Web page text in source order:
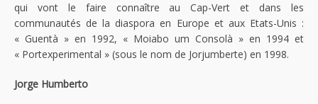
qui vont le faire connaître au Cap-Vert et dans les
communautés de la diaspora en Europe et aux Etats-Unis :
« Guentà » en 1992, « Moiabo um Consolà » en 1994 et
« Portexperimental » (sous le nom de Jorjumberte) en 1998.
Jorge Humberto